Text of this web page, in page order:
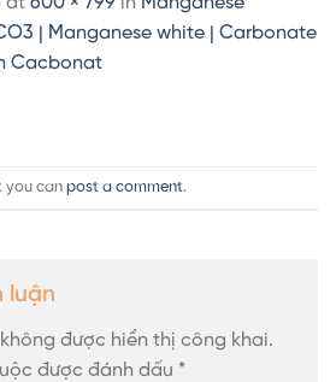
| Manganese white | Carbonate
Cacbonat
you can post a comment.
luận
được hiển thị công khai.
được đánh dấu *